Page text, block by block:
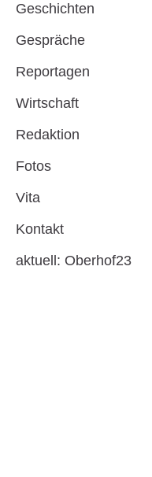
Geschichten
Gespräche
Reportagen
Wirtschaft
Redaktion
Fotos
Vita
Kontakt
aktuell: Oberhof23